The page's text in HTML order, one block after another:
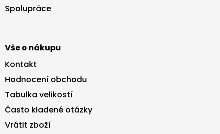
Spolupráce
Vše o nákupu
Kontakt
Hodnocení obchodu
Tabulka velikostí
Často kladené otázky
Vrátit zboží